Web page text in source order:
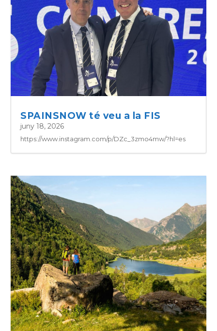
SPAINSNOW té veu a la FIS
juny 18, 2026
https://www.instagram.com/p/DZc_3zmo4mw/?hl=es